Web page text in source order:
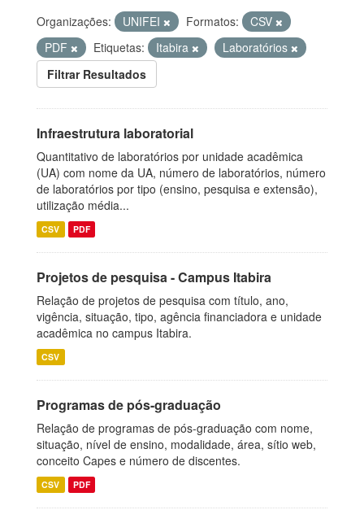
Organizações: UNIFEI Formatos:
CSV
PDF
Etiquetas: Itabira
Laboratórios
Filtrar Resultados
Infraestrutura laboratorial
Quantitativo de laboratórios por unidade acadêmica
(UA) com nome da UA, número de laboratórios, número
de laboratórios por tipo (ensino, pesquisa e extensão),
utilização média...
CSV PDF
Projetos de pesquisa - Campus Itabira
Relação de projetos de pesquisa com título, ano,
vigência, situação, tipo, agência financiadora e unidade
acadêmica no campus Itabira.
CSV
Programas de pós-graduação
Relação de programas de pós-graduação com nome,
situação, nível de ensino, modalidade, área, sítio web,
conceito Capes e número de discentes.
CSV PDF